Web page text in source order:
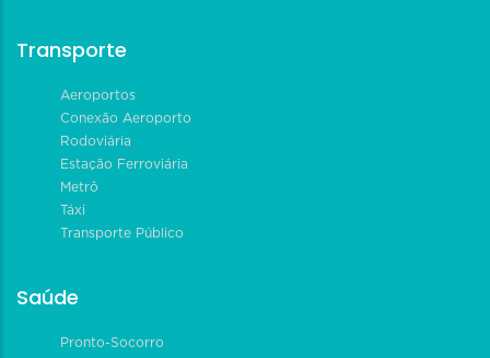
Transporte
Aeroportos
Conexão Aeroporto
Rodoviária
Estação Ferroviária
Metrô
Táxi
Transporte Público
Saúde
Pronto-Socorro